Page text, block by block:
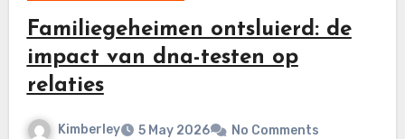
Familiegeheimen ontsluierd: de
impact van dna-testen op
relaties
Kimberley 5 May 2026 No Comments